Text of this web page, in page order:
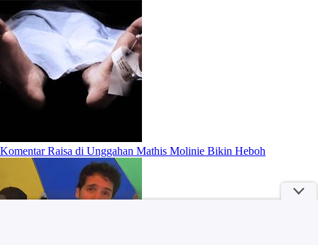
Komentar Raisa di Unggahan Mathis Molinie Bikin Heboh